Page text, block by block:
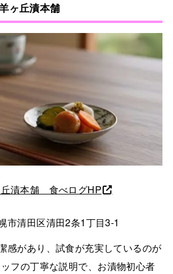
ヶ丘漬本舗
漬本舗 食べログHP
市清田区清田2条1丁目3-1
感があり、試食が充実しているのが
フの丁寧な説明で、お漬物初心者